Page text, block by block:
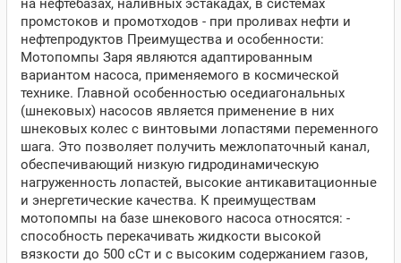
на нефтебазах, наливных эстакадах, в системах
промстоков и промотходов - при проливах нефти и
нефтепродуктов Преимущества и особенности:
Мотопомпы Заря являются адаптированным
вариантом насоса, применяемого в космической
технике. Главной особенностью оседиагональных
(шнековых) насосов является применение в них
шнековых колес с винтовыми лопастями переменного
шага. Это позволяет получить межлопаточный канал,
обеспечивающий низкую гидродинамическую
нагруженность лопастей, высокие антикавитационные
и энергетические качества. К преимуществам
мотопомпы на базе шнекового насоса относятся: -
способность перекачивать жидкости высокой
вязкости до 500 сСт и с высоким содержанием газов,